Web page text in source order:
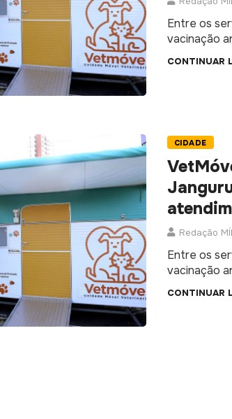
Entre os
vacinação
CONTINUAR
CIDADE
Redação
Entre os
vacinação
CONTINUAR